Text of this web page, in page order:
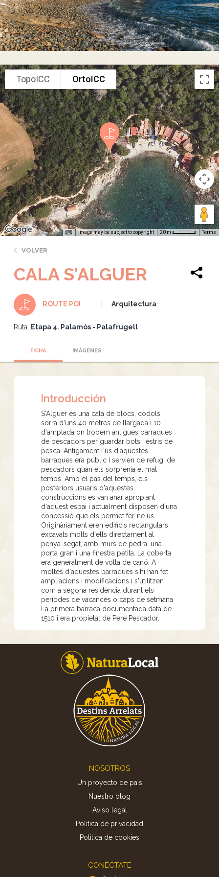
TopoICC OrtoICC
Image may be subject to copyright 20 m Terms
VOLVER
CALA S'ALGUER
ROUTE POI Arquitectura
Ruta: Etapa 4. Palamós - Palafrugell
FICHA IMÁGENES
Introducción
S'Alguer és una cala de blocs, còdols i
sorra d'uns 40 metres de llargada i 10
d'amplada on trobem antigues barraques
de pescadors per guardar bots i estris de
pesca. Antigament l'ús d'aquestes
barraques era públic i servien de refugi de
pescadors quan els sorprenia el mal
temps. Amb el pas del temps, els
posteriors usuaris d'aquestes
construccions es van anar apropiant
d'aquest espai i actualment disposen d'una
concessió que els permet fer-ne ús.
Originàriament eren edificis rectangulars
excavats molts d'ells directament al
penya-segat, amb murs de pedra, una
porta gran i una finestra petita. La coberta
era generalment de volta de canó. A
moltes d'aquestes barraques s'hi han fet
ampliacions i modificacions i s'utilitzen
com a segona residència durant els
períodes de vacances o caps de setmana
La primera barraca documentada data de
1510 i era propietat de Pere Pescador.
NOSOTROS
Un proyecto de país
Nuestro blog
Aviso legal
Política de privacidad
Politica de cookies
CONÉCTATE